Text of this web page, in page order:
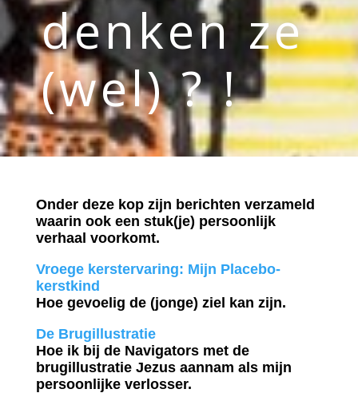
denken ze
(wel) ? !
Onder deze kop zijn berichten verzameld
waarin ook een stuk(je) persoonlijk
verhaal voorkomt.
Vroege kerstervaring: Mijn Placebo-
kerstkind
Hoe gevoelig de (jonge) ziel kan zijn.
De Brugillustratie
Hoe ik bij de Navigators met de
brugillustratie Jezus aannam als mijn
persoonlijke verlosser.